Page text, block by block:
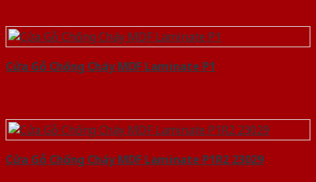
Cửa Gỗ Chống Cháy MDF Laminate P1
Cửa Gỗ Chống Cháy MDF Laminate P1R2 23029